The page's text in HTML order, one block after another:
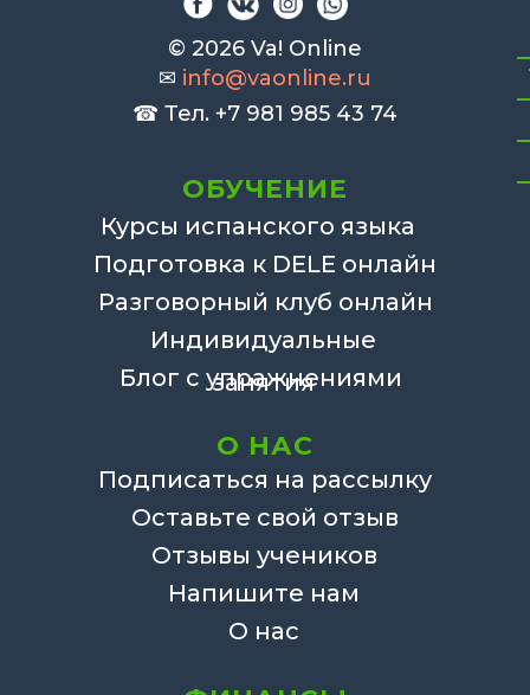
ОБУЧЕНИЕ
Курсы испанского языка
Подготовка к DELE онлайн
Блог с упражнениями
Разговорный клуб онлайн
Индивидуальные
занятия
© 2026 Va! Online
✉ info@vaonline.ru
Напишите нам
О НАС
Подписаться на рассылку
О нас
Отзывы учеников
Оставьте свой отзыв
☎ Тел. +7 981 985 43 74